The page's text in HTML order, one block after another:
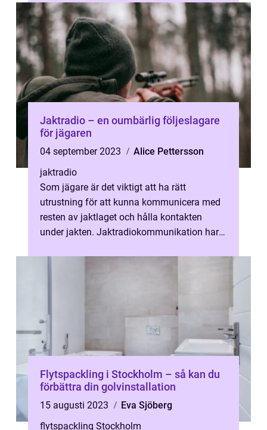
Jaktradio – en oumbärlig följeslagare
för jägaren
04 september 2023
Alice Pettersson
jaktradio
Som jägare är det viktigt att ha rätt
utrustning för att kunna kommunicera med
resten av jaktlaget och hålla kontakten
under jakten. Jaktradiokommunikation har
Flytspackling i Stockholm – så kan du
förbättra din golvinstallation
15 augusti 2023
Eva Sjöberg
flytspackling Stockholm